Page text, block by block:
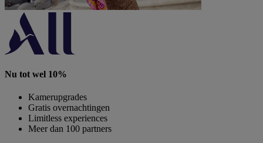
Nu tot wel 10%
Kamerupgrades
Gratis overnachtingen
Limitless experiences
Meer dan 100 partners